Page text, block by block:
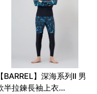
【BARREL】深海系列II 男
半拉鍊長袖上衣